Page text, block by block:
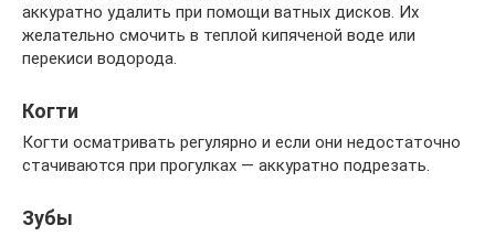
аккуратно удалить при помощи ватных дисков. Их
желательно смочить в теплой кипяченой воде или
перекиси водорода.
Когти
Когти осматривать регулярно и если они недостаточно
стачиваются при прогулках — аккуратно подрезать.
Зубы